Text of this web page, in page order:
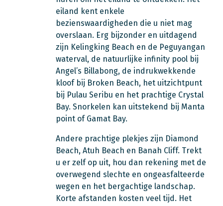
eiland kent enkele
bezienswaardigheden die u niet mag
overslaan. Erg bijzonder en uitdagend
zijn Kelingking Beach en de Peguyangan
waterval, de natuurlijke infinity pool bij
Angel’s Billabong, de indrukwekkende
kloof bij Broken Beach, het uitzichtpunt
bij Pulau Seribu en het prachtige Crystal
Bay. Snorkelen kan uitstekend bij Manta
point of Gamat Bay.
Andere prachtige plekjes zijn Diamond
Beach, Atuh Beach en Banah Cliff. Trekt
u er zelf op uit, hou dan rekening met de
overwegend slechte en ongeasfalteerde
wegen en het bergachtige landschap.
Korte afstanden kosten veel tijd. Het